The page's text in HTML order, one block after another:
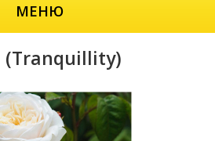
МЕНЮ
(Tranquillity)